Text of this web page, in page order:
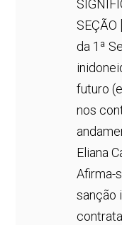
da 1ª
futuro
nos
Eliana
Afirma-
sanção